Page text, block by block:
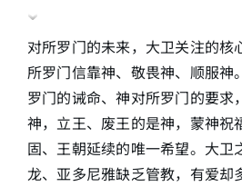
对所罗门的未来，大卫关注的核
所罗门信靠神、敬畏神、顺服神
罗门的诫命、神对所罗门的要求
神，立王、废王的是神，蒙神祝
固、王朝延续的唯一希望。大卫
龙、亚多尼雅缺乏管教，有爱却